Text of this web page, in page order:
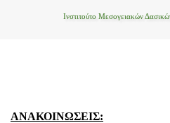
Ινστιτούτο Μεσογειακών
ΑΝΑΚΟΙΝΩΣΕΙΣ: